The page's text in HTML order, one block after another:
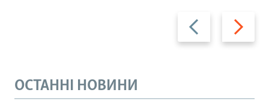
Назад Вперед
ОСТАННІ НОВИНИ